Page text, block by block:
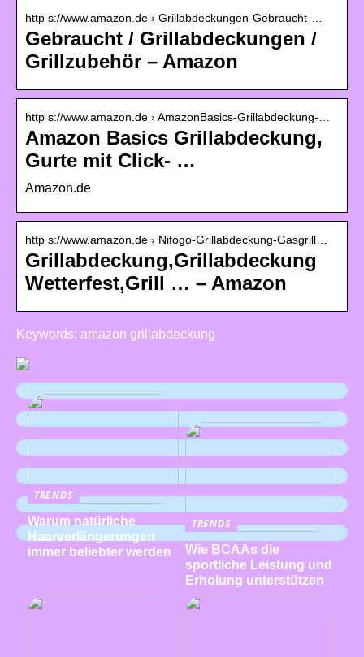
http s://www.amazon.de › Grillabdeckungen-Gebraucht-…
Gebraucht / Grillabdeckungen /
Grillzubehör – Amazon
http s://www.amazon.de › AmazonBasics-Grillabdeckung-…
Amazon Basics Grillabdeckung,
Gurte mit Click- …
Amazon.de
http s://www.amazon.de › Nifogo-Grillabdeckung-Gasgrill…
Grillabdeckung,Grillabdeckung
Wetterfest,Grill … – Amazon
Keywords: amazon grillabdeckung
TRENDS
Warum natürliche
Haarverlängerungen
immer beliebter werden
TRENDS
Wie BCAAs die
sportliche Leistung und
Erholung unterstützen